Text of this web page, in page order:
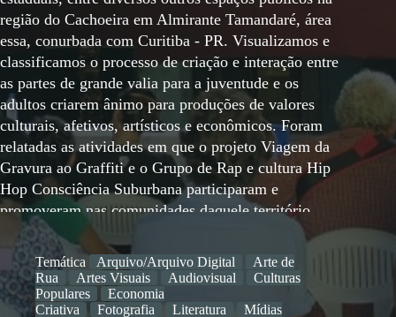
região do Cachoeira em Almirante Tamandaré, área
essa, conurbada com Curitiba - PR. Visualizamos e
classificamos o processo de criação e interação entre
as partes de grande valia para a juventude e os
adultos criarem ânimo para produções de valores
culturais, afetivos, artísticos e econômicos. Foram
relatadas as atividades em que o projeto Viagem da
Gravura ao Graffiti e o Grupo de Rap e cultura Hip
Hop Consciência Suburbana participaram e
promoveram nas comunidades daquele território,
como, os bens sucedidos eventos em espaços públicos
municipais entre feiras, cursos e eventos, expondo
músicas, gravuras e grafittis, em camisetas impressas,
seu acervo de matrizes e estampas inéditas dentro do
Temática Arquivo/Arquivo Digital
Arte de
Rua
Artes Visuais Audiovisual
Culturas
Populares
Economia
Criativa
Fotografia Literatura
Mídias